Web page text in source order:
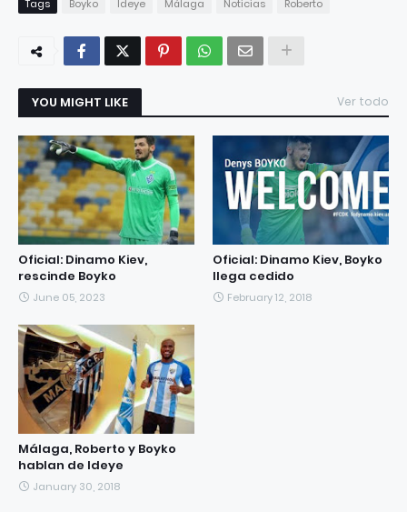
Tags Boyko Ideye Málaga Noticias Roberto
YOU MIGHT LIKE Ver todo
Oficial: Dinamo Kiev,
rescinde Boyko
June 05, 2023
Oficial: Dinamo Kiev, Boyko
llega cedido
February 12, 2018
Málaga, Roberto y Boyko
hablan de Ideye
January 30, 2018